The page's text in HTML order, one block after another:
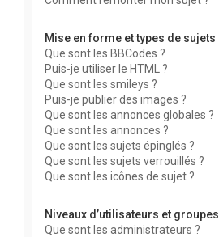
Mise en forme et types de sujets
Que sont les BBCodes ?
Puis-je utiliser le HTML ?
Que sont les smileys ?
Puis-je publier des images ?
Que sont les annonces globales ?
Que sont les annonces ?
Que sont les sujets épinglés ?
Que sont les sujets verrouillés ?
Que sont les icônes de sujet ?
Niveaux d’utilisateurs et groupes
Que sont les administrateurs ?